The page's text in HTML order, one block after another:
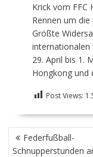
Krick vom FFC
Rennen um
Größte
internationalen
29. April bis 1.
Hongkong und
Post Views:
Federfußball-
Schnupperstunden